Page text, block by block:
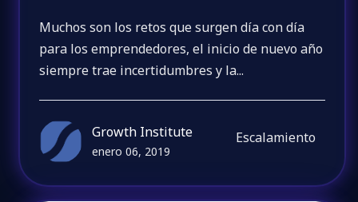
Muchos son los retos que surgen día con día
para los emprendedores, el inicio de nuevo año
siempre trae incertidumbres y la...
Growth Institute
enero 06, 2019
Escalamiento